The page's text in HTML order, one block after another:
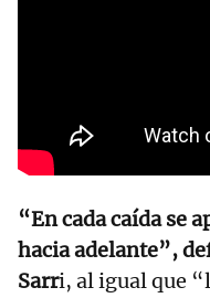
“En cada caída se
hacia adelante”,
Sarri, al igual que